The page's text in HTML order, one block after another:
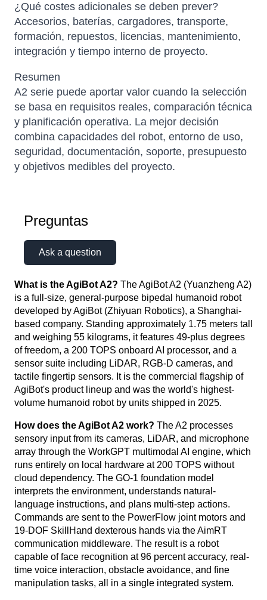
¿Qué costes adicionales se deben prever?
Accesorios, baterías, cargadores, transporte,
formación, repuestos, licencias, mantenimiento,
integración y tiempo interno de proyecto.
Resumen
A2 serie puede aportar valor cuando la selección
se basa en requisitos reales, comparación técnica
y planificación operativa. La mejor decisión
combina capacidades del robot, entorno de uso,
seguridad, documentación, soporte, presupuesto
y objetivos medibles del proyecto.
Preguntas
Ask a question
What is the AgiBot A2? The AgiBot A2 (Yuanzheng A2)
is a full-size, general-purpose bipedal humanoid robot
developed by AgiBot (Zhiyuan Robotics), a Shanghai-
based company. Standing approximately 1.75 meters tall
and weighing 55 kilograms, it features 49-plus degrees
of freedom, a 200 TOPS onboard AI processor, and a
sensor suite including LiDAR, RGB-D cameras, and
tactile fingertip sensors. It is the commercial flagship of
AgiBot's product lineup and was the world's highest-
volume humanoid robot by units shipped in 2025.
How does the AgiBot A2 work? The A2 processes
sensory input from its cameras, LiDAR, and microphone
array through the WorkGPT multimodal AI engine, which
runs entirely on local hardware at 200 TOPS without
cloud dependency. The GO-1 foundation model
interprets the environment, understands natural-
language instructions, and plans multi-step actions.
Commands are sent to the PowerFlow joint motors and
19-DOF SkillHand dexterous hands via the AimRT
communication middleware. The result is a robot
capable of face recognition at 96 percent accuracy, real-
time voice interaction, obstacle avoidance, and fine
manipulation tasks, all in a single integrated system.